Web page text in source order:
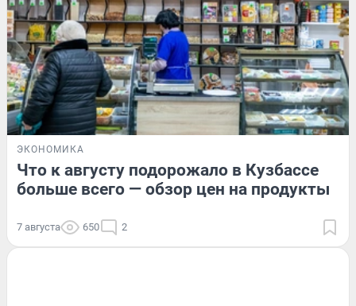
ЭКОНОМИКА
Что к августу подорожало в Кузбассе
больше всего — обзор цен на продукты
7 августа 650 2